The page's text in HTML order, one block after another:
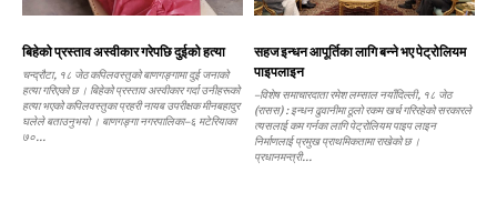
बिहेको प्रस्ताव अस्वीकार गरेपछि दुईको हत्या
चन्द्रौटा, १८ जेठ कपिलवस्तुको बाणगङ्गामा दुई जनाको
हत्या गरिएको छ । बिहेको प्रस्ताव अस्वीकार गर्दा उनीहरूको
हत्या भएको कपिलवस्तुका प्रहरी नायब उपरीक्षक मीनबहादुर
घलेले बताउनुभयो । बाणगङ्गा नगरपालिका–६ मटेरियाका
७०...
सहज इन्धन आपूर्तिका लागि बन्ने भए पेट्रोलियम
पाइपलाइन
–विशेष समाचारदाता रमेश लम्साल नयाँदिल्ली, १८ जेठ
(रासस) : इन्धन ढुवानीमा ठूलो रकम खर्च गरिरहेको सरकारले
त्यसलाई कम गर्नका लागि पेट्रोलियम पाइप लाइन
निर्माणलाई प्रमुख प्राथमिकतामा राखेको छ ।
प्रधानमन्त्री...